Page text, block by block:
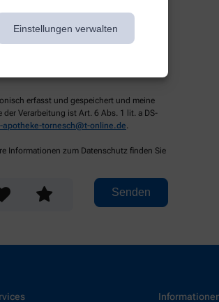
Einstellungen verwalten
erfasst und gespeichert und meine
Verarbeitung ist Art. 6 Abs. 1 lit. a DS-
apotheke-tornesch@t-online.de.
Informationen zum Datenschutz finden Sie